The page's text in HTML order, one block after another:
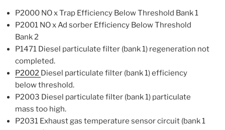
P2000 NO x Trap Efficiency Below Threshold Bank 1
P2001 NO x Ad sorber Efficiency Below Threshold
Bank 2
P1471 Diesel particulate filter (bank 1) regeneration not
completed.
P2002 Diesel particulate filter (bank 1) efficiency
below threshold.
P2003 Diesel particulate filter (bank 1) particulate
mass too high.
P2031 Exhaust gas temperature sensor circuit (bank 1